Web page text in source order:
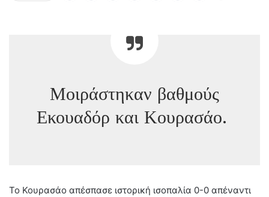
Μοιράστηκαν βαθμούς
Εκουαδόρ και Κουρασάο.
Το Κουρασάο απέσπασε ιστορική ισοπαλία 0-0 απέναντι